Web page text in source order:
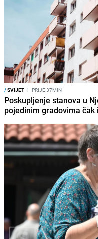
/SVIJET I PRIJE 37MIN
Poskupljenje stanova u
pojedinim gradovima čak